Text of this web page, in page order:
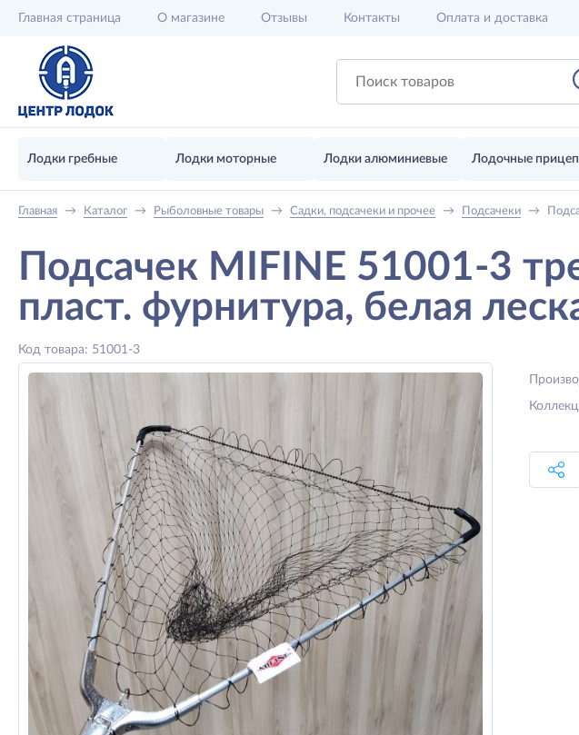
Главная страница О магазине Отзывы Контакты Оплата и доставка
Лодки гребные Лодки моторные Лодки алюминиевые Лодочные
Главная → Каталог → Рыболовные товары → Садки, подсачеки и прочее → Подсачеки →
Подсачек MIFINE 51001-3
пласт. фурнитура, белая
Код товара: 51001-3